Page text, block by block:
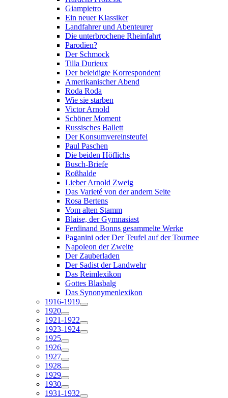
Giampietro
Ein neuer Klassiker
Landfahrer und Abenteurer
Die unterbrochene Rheinfahrt
Parodien?
Der Schmock
Tilla Durieux
Der beleidigte Korrespondent
Amerikanischer Abend
Roda Roda
Wie sie starben
Victor Arnold
Schöner Moment
Russisches Ballett
Der Konsumvereinsteufel
Paul Paschen
Die beiden Höflichs
Busch-Briefe
Roßhalde
Lieber Arnold Zweig
Das Varieté von der andern Seite
Rosa Bertens
Vom alten Stamm
Blaise, der Gymnasiast
Ferdinand Bonns gesammelte Werke
Paganini oder Der Teufel auf der Tournee
Napoleon der Zweite
Der Zauberladen
Der Sadist der Landwehr
Das Reimlexikon
Gottes Blasbalg
Das Synonymenlexikon
1916-1919
1920
1921-1922
1923-1924
1925
1926
1927
1928
1929
1930
1931-1932